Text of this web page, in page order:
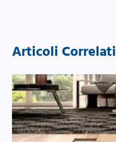
Articoli Correlati